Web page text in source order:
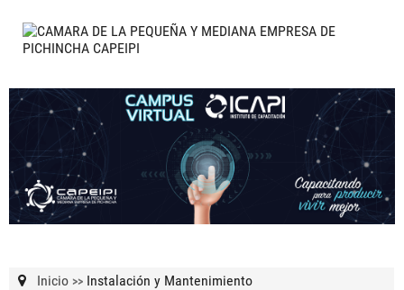
Inicio >> Instalación y Mantenimiento